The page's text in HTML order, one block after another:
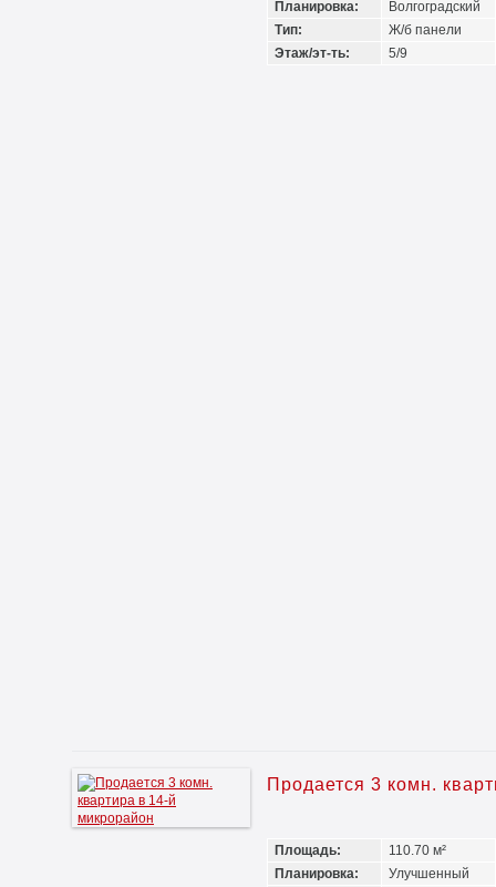
Планировка:
Волгоградский
Тип:
Ж/б панели
Этаж/эт-ть:
5/9
Продается 3 комн.
Площадь:
110.70 м²
Планировка:
Улучшенный